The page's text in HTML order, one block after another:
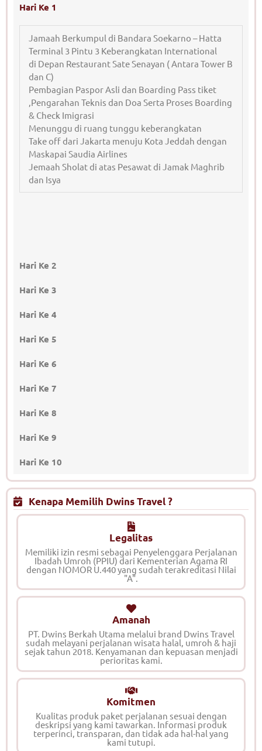
Hari Ke 1
Jamaah Berkumpul di Bandara Soekarno – Hatta
Terminal 3 Pintu 3 Keberangkatan International
di Depan Restaurant Sate Senayan ( Antara Tower B
dan C)
Pembagian Paspor Asli dan Boarding Pass tiket
,Pengarahan Teknis dan Doa Serta Proses Boarding
& Check Imigrasi
Menunggu di ruang tunggu keberangkatan
Take off dari Jakarta menuju Kota Jeddah dengan
Maskapai Saudia Airlines
Jemaah Sholat di atas Pesawat di Jamak Maghrib
dan Isya
Hari Ke 2
Hari Ke 3
Hari Ke 4
Hari Ke 5
Hari Ke 6
Hari Ke 7
Hari Ke 8
Hari Ke 9
Hari Ke 10
Kenapa Memilih Dwins Travel ?
Legalitas
Memiliki izin resmi sebagai Penyelenggara Perjalanan
Ibadah Umroh (PPIU) dari Kementerian Agama RI
dengan NOMOR U.440 yang sudah terakreditasi Nilai
"A".
Amanah
PT. Dwins Berkah Utama melalui brand Dwins Travel
sudah melayani perjalanan wisata halal, umroh & haji
sejak tahun 2018. Kenyamanan dan kepuasan menjadi
perioritas kami.
Komitmen
Kualitas produk paket perjalanan sesuai dengan
deskripsi yang kami tawarkan. Informasi produk
terperinci, transparan, dan tidak ada hal-hal yang
kami tutupi.